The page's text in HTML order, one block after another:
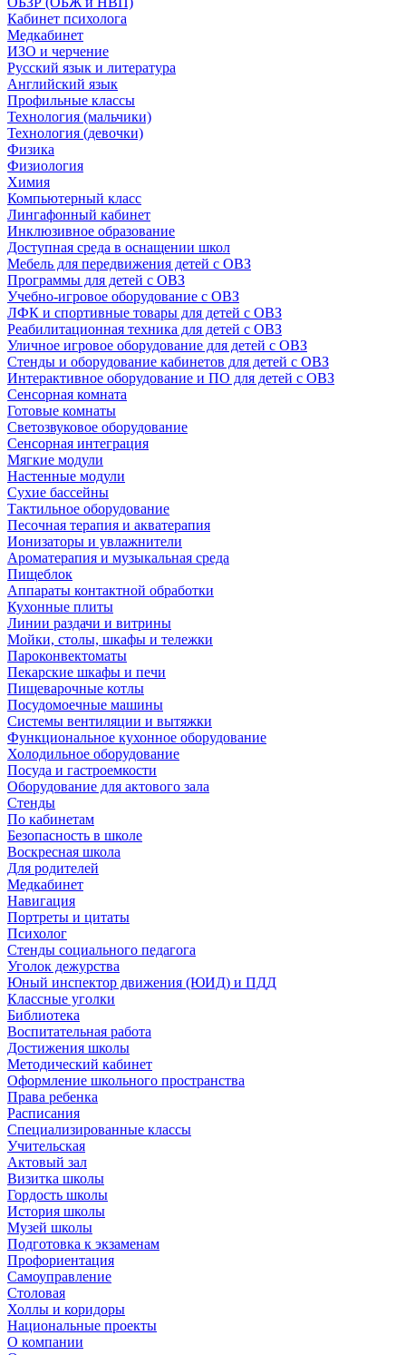
Кабинет психолога
Медкабинет
ИЗО и черчение
Русский язык и литература
Английский язык
Профильные классы
Технология (мальчики)
Технология (девочки)
Физика
Физиология
Химия
Компьютерный класс
Лингафонный кабинет
Инклюзивное образование
Доступная среда в оснащении школ
Мебель для передвижения детей с ОВЗ
Программы для детей с ОВЗ
Учебно-игровое оборудование с ОВЗ
ЛФК и спортивные товары для детей с ОВЗ
Реабилитационная техника для детей с ОВЗ
Уличное игровое оборудование для детей с ОВЗ
Стенды и оборудование кабинетов для детей с ОВЗ
Интерактивное оборудование и ПО для детей с ОВЗ
Сенсорная комната
Готовые комнаты
Светозвуковое оборудование
Сенсорная интеграция
Мягкие модули
Настенные модули
Сухие бассейны
Тактильное оборудование
Песочная терапия и акватерапия
Ионизаторы и увлажнители
Ароматерапия и музыкальная среда
Пищеблок
Аппараты контактной обработки
Кухонные плиты
Линии раздачи и витрины
Мойки, столы, шкафы и тележки
Пароконвектоматы
Пекарские шкафы и печи
Пищеварочные котлы
Посудомоечные машины
Системы вентиляции и вытяжки
Функциональное кухонное оборудование
Холодильное оборудование
Посуда и гастроемкости
Оборудование для актового зала
Стенды
По кабинетам
Безопасность в школе
Воскресная школа
Для родителей
Медкабинет
Навигация
Портреты и цитаты
Психолог
Стенды социального педагога
Уголок дежурства
Юный инспектор движения (ЮИД) и ПДД
Классные уголки
Библиотека
Воспитательная работа
Достижения школы
Методический кабинет
Оформление школьного пространства
Права ребенка
Расписания
Специализированные классы
Учительская
Актовый зал
Визитка школы
Гордость школы
История школы
Музей школы
Подготовка к экзаменам
Профориентация
Самоуправление
Столовая
Холлы и коридоры
Национальные проекты
О компании